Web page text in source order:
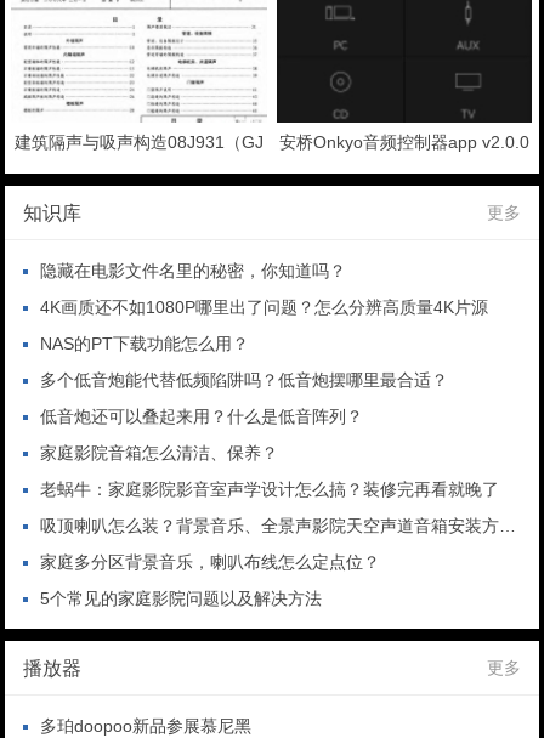
建筑隔声与吸声构造08J931（GJ
BT-1041 精简版）手册免费下载
安桥Onkyo音频控制器app v2.0.0
安卓版
知识库 更多
隐藏在电影文件名里的秘密，你知道吗？
4K画质还不如1080P哪里出了问题？怎么分辨高质量4K片源
NAS的PT下载功能怎么用？
多个低音炮能代替低频陷阱吗？低音炮摆哪里最合适？
低音炮还可以叠起来用？什么是低音阵列？
家庭影院音箱怎么清洁、保养？
老蜗牛：家庭影院影音室声学设计怎么搞？装修完再看就晚了
吸顶喇叭怎么装？背景音乐、全景声影院天空声道音箱安装方式解析
家庭多分区背景音乐，喇叭布线怎么定点位？
5个常见的家庭影院问题以及解决方法
播放器 更多
多珀doopoo新品参展慕尼黑